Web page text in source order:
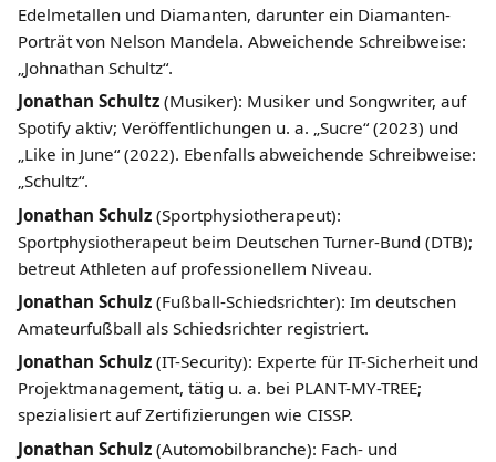
Edelmetallen und Diamanten, darunter ein Diamanten-
Porträt von Nelson Mandela. Abweichende Schreibweise:
„Johnathan Schultz“.
Jonathan Schultz (Musiker): Musiker und Songwriter, auf
Spotify aktiv; Veröffentlichungen u. a. „Sucre“ (2023) und
„Like in June“ (2022). Ebenfalls abweichende Schreibweise:
„Schultz“.
Jonathan Schulz (Sportphysiotherapeut):
Sportphysiotherapeut beim Deutschen Turner-Bund (DTB);
betreut Athleten auf professionellem Niveau.
Jonathan Schulz (Fußball-Schiedsrichter): Im deutschen
Amateurfußball als Schiedsrichter registriert.
Jonathan Schulz (IT-Security): Experte für IT-Sicherheit und
Projektmanagement, tätig u. a. bei PLANT-MY-TREE;
spezialisiert auf Zertifizierungen wie CISSP.
Jonathan Schulz (Automobilbranche): Fach- und